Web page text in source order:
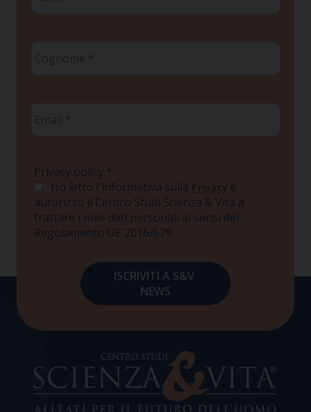
Privacy policy *
Ho letto l'informativa sulla Privacy e
autorizzo il Centro Studi Scienza & Vita a
trattare i miei dati personali ai sensi del
Regolamento UE 2016/679